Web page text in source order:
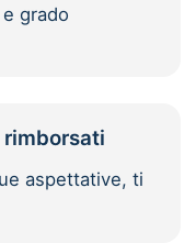
grado
aspettative, ti